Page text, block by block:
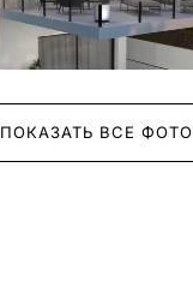
ПОКАЗАТЬ ВСЕ ФОТО